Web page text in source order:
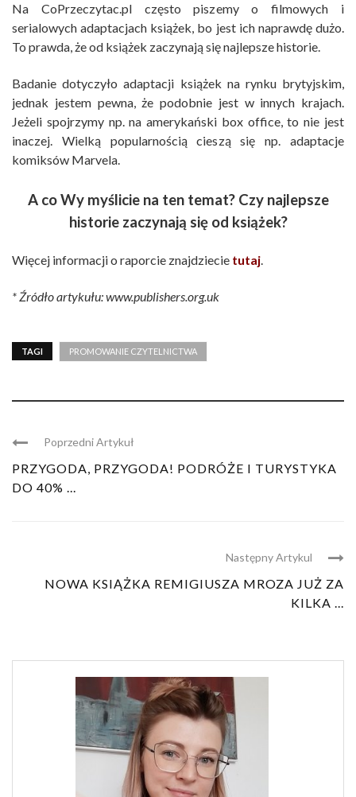
Na CoPrzeczytac.pl często piszemy o filmowych i
serialowych adaptacjach książek, bo jest ich naprawdę dużo.
To prawda, że od książek zaczynają się najlepsze historie.
Badanie dotyczyło adaptacji książek na rynku brytyjskim,
jednak jestem pewna, że podobnie jest w innych krajach.
Jeżeli spojrzymy np. na amerykański box office, to nie jest
inaczej. Wielką popularnością cieszą się np. adaptacje
komiksów Marvela.
A co Wy myślicie na ten temat? Czy najlepsze
historie zaczynają się od książek?
Więcej informacji o raporcie znajdziecie tutaj
* Źródło artykułu: www.publishers.org.uk
TAGI PROMOWANIE CZYTELNICTWA
Poprzedni Artykuł
PRZYGODA, PRZYGODA! PODRÓŻE I TURYSTYKA
DO 40% ...
Następny Artykul
NOWA KSIĄŻKA REMIGIUSZA MROZA JUŻ ZA
KILKA ...